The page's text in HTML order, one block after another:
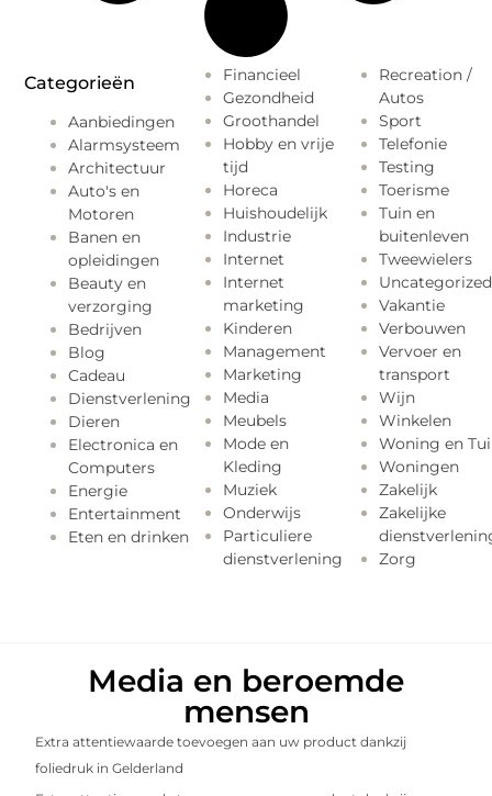
Categorieën
Aanbiedingen
Alarmsysteem
Architectuur
Auto's en
Motoren
Banen en
opleidingen
Beauty en
verzorging
Bedrijven
Blog
Cadeau
Dienstverlening
Dieren
Electronica en
Computers
Energie
Entertainment
Eten en drinken
Financieel
Gezondheid
Groothandel
Hobby en vrije
tijd
Horeca
Huishoudelijk
Industrie
Internet
Internet
marketing
Kinderen
Management
Marketing
Media
Meubels
Mode en
Kleding
Muziek
Onderwijs
Particuliere
dienstverlening
Recreation /
Autos
Sport
Telefonie
Testing
Toerisme
Tuin en
buitenleven
Tweewielers
Uncategorized
Vakantie
Verbouwen
Vervoer en
transport
Wijn
Winkelen
Woning en
Woningen
Zakelijk
Zakelijke
Zorg
Media en beroemde
mensen
Extra attentiewaarde toevoegen aan uw product dankzij
foliedruk in Gelderland